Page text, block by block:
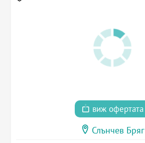
виж офертата
Слънчев Бряг